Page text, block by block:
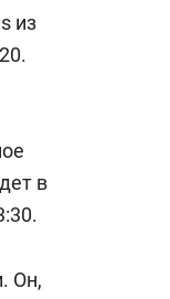
из
в
Он,